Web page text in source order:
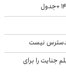
دسترس نیست
جنایت را برای